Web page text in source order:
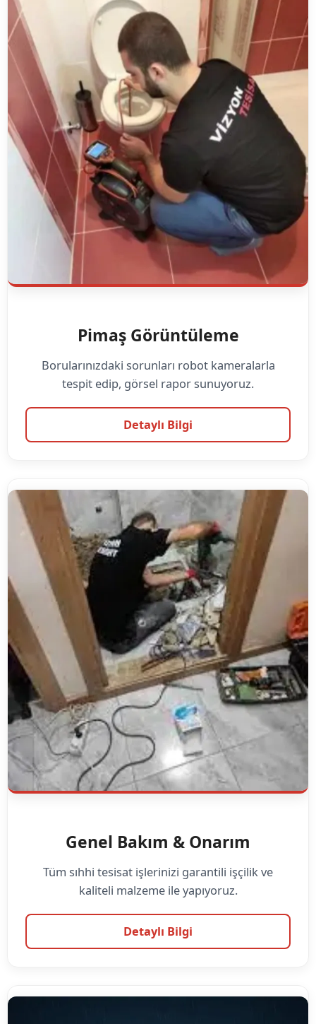
Pimaş Görüntüleme
Borularınızdaki sorunları robot kameralarla
tespit edip, görsel rapor sunuyoruz.
Detaylı Bilgi
Genel Bakım & Onarım
Tüm sıhhi tesisat işlerinizi garantili işçilik ve
kaliteli malzeme ile yapıyoruz.
Detaylı Bilgi